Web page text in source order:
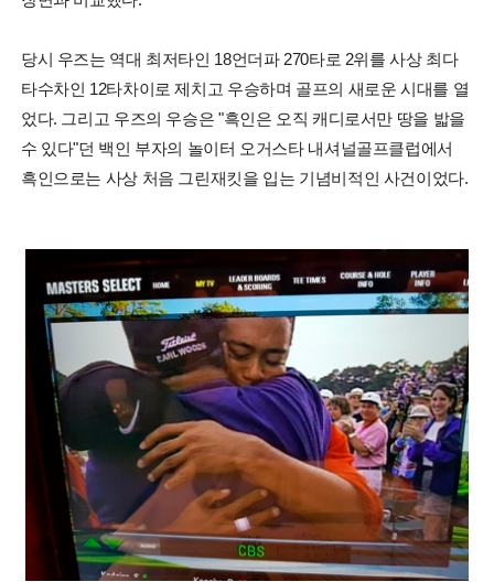
당시 우즈는 역대 최저타인 18언더파 270타로 2위를 사상 최다
타수차인 12타차이로 제치고 우승하며 골프의 새로운 시대를 열
었다. 그리고 우즈의 우승은 "흑인은 오직 캐디로서만 땅을 밟을
수 있다"던 백인 부자의 놀이터 오거스타 내셔널골프클럽에서
흑인으로는 사상 처음 그린재킷을 입는 기념비적인 사건이었다.